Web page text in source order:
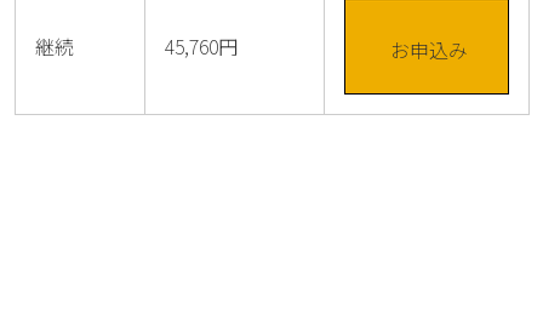
継続 45,760円 お申込み